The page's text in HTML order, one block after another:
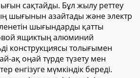
сақтайды. Бұл жылу реттеу
шығынын азайтады және электр
шығындарды қатты
ящиктың алюминий
конструкциясы толығымен
ақ оңай түрде түзету мен
енгізуге мүмкіндік береді.